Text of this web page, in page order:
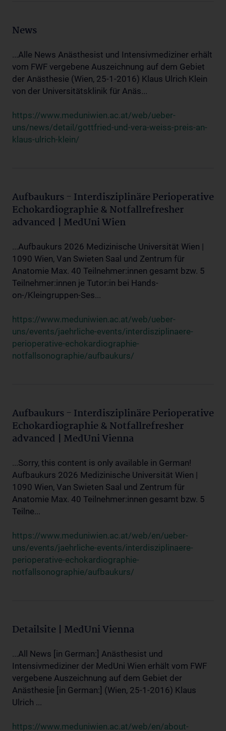
News
...Alle News Anästhesist und Intensivmediziner erhält
vom FWF vergebene Auszeichnung auf dem Gebiet
der Anästhesie (Wien, 25-1-2016) Klaus Ulrich Klein
von der Universitätsklinik für Anäs...
https://www.meduniwien.ac.at/web/ueber-
uns/news/detail/gottfried-und-vera-weiss-preis-an-
klaus-ulrich-klein/
Aufbaukurs - Interdisziplinäre Perioperative
Echokardiographie & Notfallrefresher
advanced | MedUni Wien
...Aufbaukurs 2026 Medizinische Universität Wien |
1090 Wien, Van Swieten Saal und Zentrum für
Anatomie Max. 40 Teilnehmer:innen gesamt bzw. 5
Teilnehmer:innen je Tutor:in bei Hands-
on-/Kleingruppen-Ses...
https://www.meduniwien.ac.at/web/ueber-
uns/events/jaehrliche-events/interdisziplinaere-
perioperative-echokardiographie-
notfallsonographie/aufbaukurs/
Aufbaukurs - Interdisziplinäre Perioperative
Echokardiographie & Notfallrefresher
advanced | MedUni Vienna
...Sorry, this content is only available in German!
Aufbaukurs 2026 Medizinische Universität Wien |
1090 Wien, Van Swieten Saal und Zentrum für
Anatomie Max. 40 Teilnehmer:innen gesamt bzw. 5
Teilne...
https://www.meduniwien.ac.at/web/en/ueber-
uns/events/jaehrliche-events/interdisziplinaere-
perioperative-echokardiographie-
notfallsonographie/aufbaukurs/
Detailsite | MedUni Vienna
...All News [in German:] Anästhesist und
Intensivmediziner der MedUni Wien erhält vom FWF
vergebene Auszeichnung auf dem Gebiet der
Anästhesie [in German:] (Wien, 25-1-2016) Klaus
Ulrich ...
https://www.meduniwien.ac.at/web/en/about-